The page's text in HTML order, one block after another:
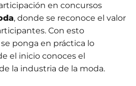
en concursos
, donde se reconoce el valor
Con esto
ponga en práctica lo
el inicio conoces el
la industria de la moda.